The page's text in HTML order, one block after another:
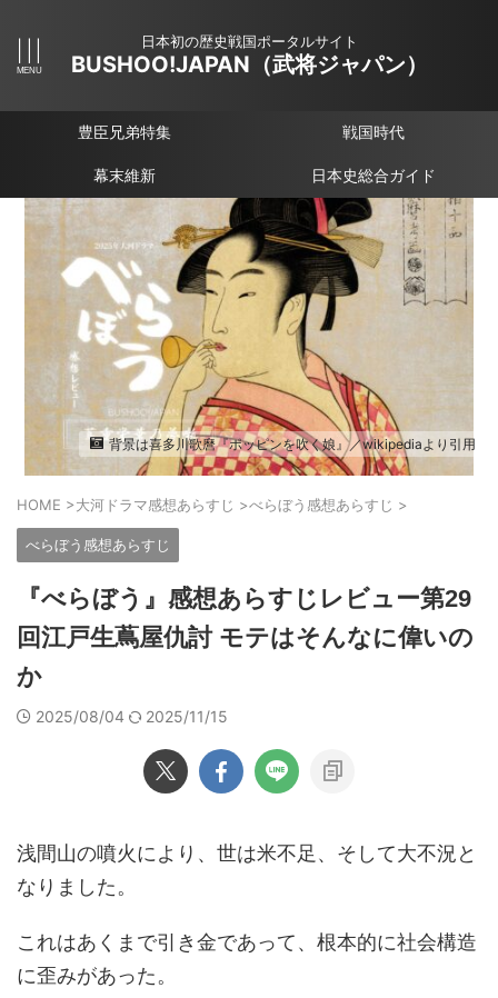
日本初の歴史戦国ポータルサイト
BUSHOO!JAPAN（武将ジャパン）
豊臣兄弟特集 戦国時代
幕末維新 日本史総合ガイド
背景は喜多川歌麿『ポッピンを吹く娘』／wikipediaより引用
HOME >大河ドラマ感想あらすじ >べらぼう感想あらすじ >
べらぼう感想あらすじ
『べらぼう』感想あらすじレビュー第29
回江戸生蔦屋仇討 モテはそんなに偉いの
か
2025/08/04 2025/11/15
浅間山の噴火により、世は米不足、そして大不況と
なりました。
これはあくまで引き金であって、根本的に社会構造
に歪みがあった。